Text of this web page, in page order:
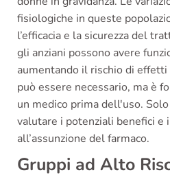
fisiologiche in queste
l’efficacia e la sicurezza del
gli anziani possono avere
aumentando il rischio di
può essere necessario, ma è
un medico prima dell'uso.
valutare i potenziali benefici e
all’assunzione del farmaco.
Gruppi ad Alto